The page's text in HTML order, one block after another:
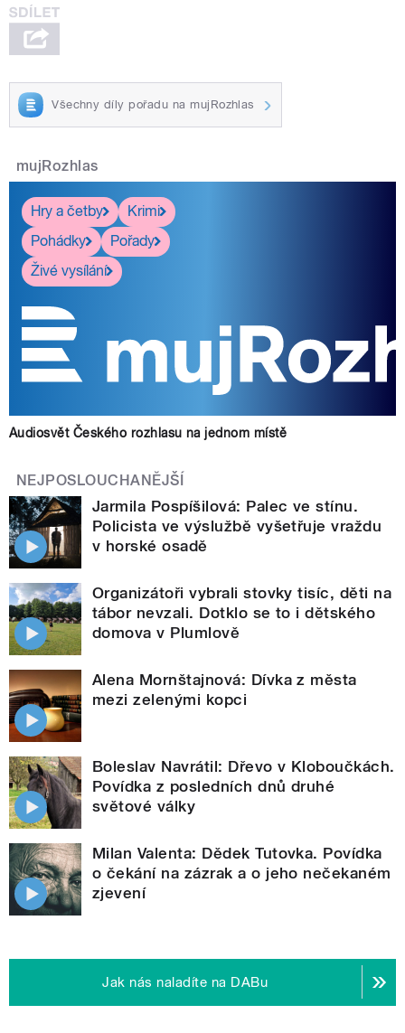
Všechny díly pořadu na mujRozhlas
mujRozhlas
Hry a četby
Krimi
Pohádky
Pořady
Živé vysílání
Audiosvět Českého rozhlasu na jednom místě
NEJPOSLOUCHANĚJŠÍ
Jarmila Pospíšilová: Palec ve stínu.
Policista ve výslužbě vyšetřuje vraždu
v horské osadě
Organizátoři vybrali stovky tisíc, děti na
tábor nevzali. Dotklo se to i dětského
domova v Plumlově
Alena Mornštajnová: Dívka z města
mezi zelenými kopci
Boleslav Navrátil: Dřevo v Kloboučkách.
Povídka z posledních dnů druhé
světové války
Milan Valenta: Dědek Tutovka. Povídka
o čekání na zázrak a o jeho nečekaném
zjevení
Jak nás naladíte na DABu